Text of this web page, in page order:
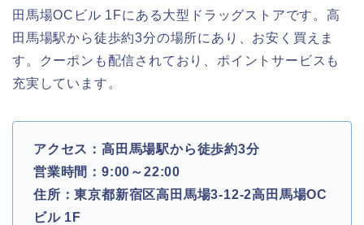
田馬場OCビル 1Fにある大型ドラッグストアです。高
田馬場駅から徒歩約3分の場所にあり、お安く買えま
す。クーポンも配信されており、ポイントサービスも
充実しています。
アクセス：高田馬場駅から徒歩約3分
営業時間：9:00～22:00
住所：東京都新宿区高田馬場3-12-2高田馬場OC
ビル 1F